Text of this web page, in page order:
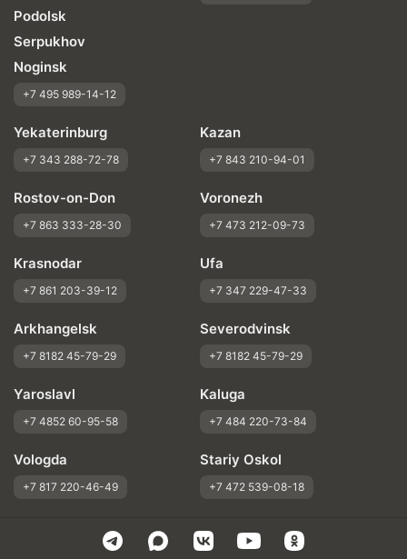
Podolsk
Serpukhov
Noginsk
+7 495 989-14-12
Yekaterinburg
+7 343 288-72-78
Kazan
+7 843 210-94-01
Rostov-on-Don
+7 863 333-28-30
Voronezh
+7 473 212-09-73
Krasnodar
+7 861 203-39-12
Ufa
+7 347 229-47-33
Arkhangelsk
+7 8182 45-79-29
Severodvinsk
+7 8182 45-79-29
Yaroslavl
+7 4852 60-95-58
Kaluga
+7 484 220-73-84
Vologda
+7 817 220-46-49
Stariy Oskol
+7 472 539-08-18